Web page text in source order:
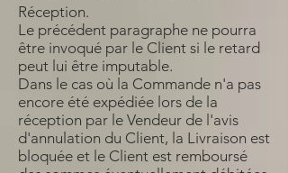
Réception.
Le précédent paragraphe ne pourra
être invoqué par le Client si le retard
peut lui être imputable.
Dans le cas où la Commande n'a pas
encore été expédiée lors de la
réception par le Vendeur de l'avis
d'annulation du Client, la Livraison est
bloquée et le Client est remboursé